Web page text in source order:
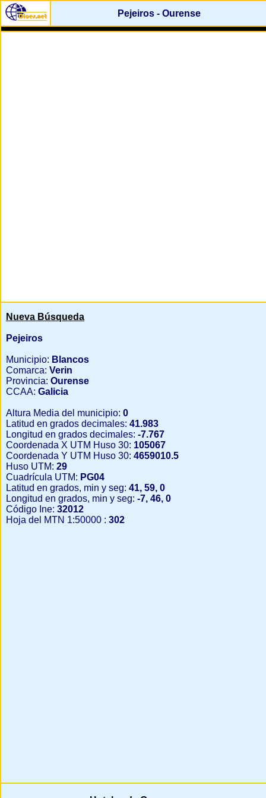
Pejeiros - Ourense
Nueva Búsqueda
Pejeiros
Municipio: Blancos
Comarca: Verin
Provincia: Ourense
CCAA: Galicia
Altura Media del municipio: 0
Latitud en grados decimales: 41.983
Longitud en grados decimales: -7.767
Coordenada X UTM Huso 30: 105067
Coordenada Y UTM Huso 30: 4659010.5
Huso UTM: 29
Cuadrícula UTM: PG04
Latitud en grados, min y seg: 41, 59, 0
Longitud en grados, min y seg: -7, 46, 0
Código Ine: 32012
Hoja del MTN 1:50000 : 302